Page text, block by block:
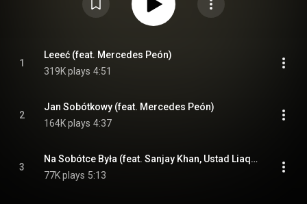
1
Leeeć (feat. Mercedes Peón)
319K plays 4:51
2
Jan Sobótkowy (feat. Mercedes Peón)
164K plays 4:37
3
Na Sobótce Była (feat. Sanjay Khan, Ustad Liaquat Ali Khan & Amrat Hussain)
77K plays 5:13